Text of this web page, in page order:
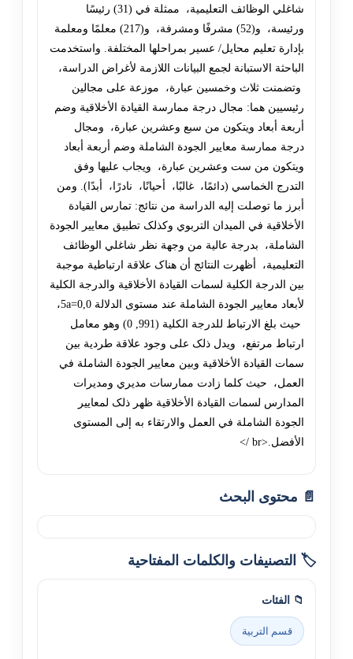
شاغلي الوظائف التعليمية، ممثلة في (31) رئيسًا
ورئيسة، و(52) مشرفًا ومشرفة، و(217) معلمًا ومعلمة
بإدارة تعليم محايل/ عسير بمراحلها المختلفة. واستخدمت
الباحثة الاستبانة لجمع البيانات اللازمة لأغراض الدراسة،
وتضمنت ثلاث وخمسين عبارة، موزعة على مجالين
رئيسيين هما: مجال درجة ممارسة القيادة الأخلاقية وضم
أربعة أبعاد ويتکون من سبع وعشرين عبارة، ومجال
درجة ممارسة معايير الجودة الشاملة وضم أربعة أبعاد
ويتکون من ست وعشرين عبارة، ويجاب عليها وفق
التدرج الخماسي (دائمًا، غالبًا، أحيانًا، نادرًا، أبدًا). ومن
أبرز ما توصلت إليه الدراسة من نتائج: تمارس القيادة
الأخلاقية في الميدان التربوي وکذلک تطبيق معايير الجودة
الشاملة، بدرجة عالية من وجهة نظر شاغلي الوظائف
التعليمية، أظهرت النتائج أن هناک علاقة ارتباطية موجبة
بين الدرجة الکلية لسمات القيادة الأخلاقية والدرجة الکلية
لأبعاد معايير الجودة الشاملة عند مستوى الدلالة 5a=0,0،
حيث بلغ الارتباط للدرجة الکلية (991, 0) وهو معامل
ارتباط مرتفع، ويدل ذلک على وجود علاقة طردية بين
سمات القيادة الأخلاقية وبين معايير الجودة الشاملة في
العمل، حيث کلما زادت ممارسات مديري ومديرات
المدارس لسمات القيادة الأخلاقية ظهر ذلک لمعايير
الجودة الشاملة في العمل والارتقاء به إلى المستوى
الأفضل.<br />
📄 محتوى البحث
🏷️ التصنيفات والكلمات المفتاحية
📁 الفئات
قسم التربية